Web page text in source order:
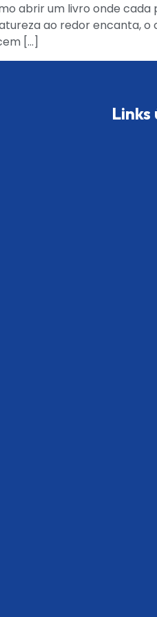
abrir um livro onde
ao redor encanta,
[…]
Links